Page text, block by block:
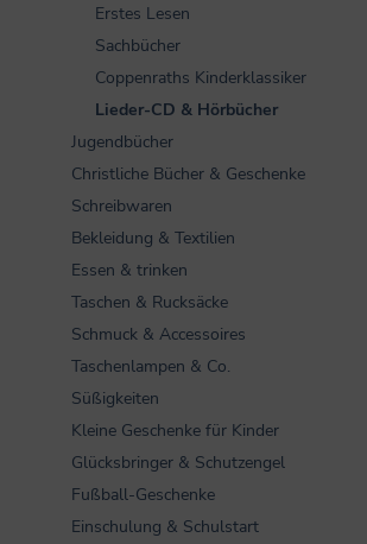
Erstes Lesen
Sachbücher
Coppenraths Kinderklassiker
Lieder-CD & Hörbücher
Jugendbücher
Christliche Bücher & Geschenke
Schreibwaren
Bekleidung & Textilien
Essen & trinken
Taschen & Rucksäcke
Schmuck & Accessoires
Taschenlampen & Co.
Süßigkeiten
Kleine Geschenke für Kinder
Glücksbringer & Schutzengel
Fußball-Geschenke
Einschulung & Schulstart